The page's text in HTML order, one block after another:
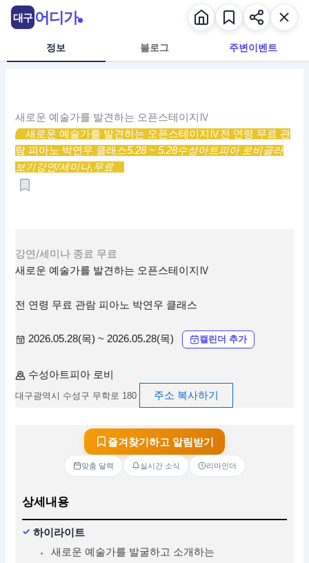
정보 블로그 주변이벤트
새로운 예술가를 발견하는 오픈스테이지Ⅳ
새로운 예술가를 발견하는 오픈스테이지Ⅳ전 연령 무료 관
람 피아노 박연우 클래스5.28 ~ 5.28수성아트피아 로비골라
보기강연/세미나,무료
강연/세미나 종료 무료
새로운 예술가를 발견하는 오픈스테이지Ⅳ
전 연령 무료 관람 피아노 박연우 클래스
2026.05.28(목) ~ 2026.05.28(목) 캘린더 추가
수성아트피아 로비
대구광역시 수성구 무학로 180 주소 복사하기
즐겨찾기하고 알림받기
맞춤 달력 실시간 소식 리마인더
상세내용
하이라이트
새로운 예술가를 발굴하고 소개하는
대구 어디가